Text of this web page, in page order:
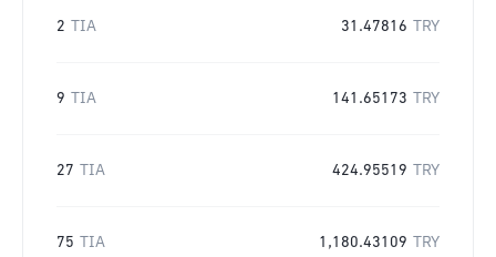
2 TIA 31.47816 TRY
9 TIA 141.65173 TRY
27 TIA 424.95519 TRY
75 TIA 1,180.43109 TRY